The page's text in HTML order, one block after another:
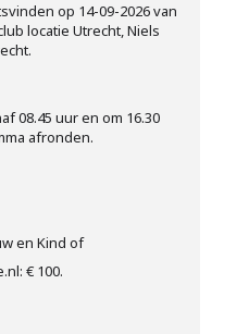
op 14-09-2026 van
locatie Utrecht, Niels
08.45 uur en om 16.30
afronden.
en Kind of
€ 100.